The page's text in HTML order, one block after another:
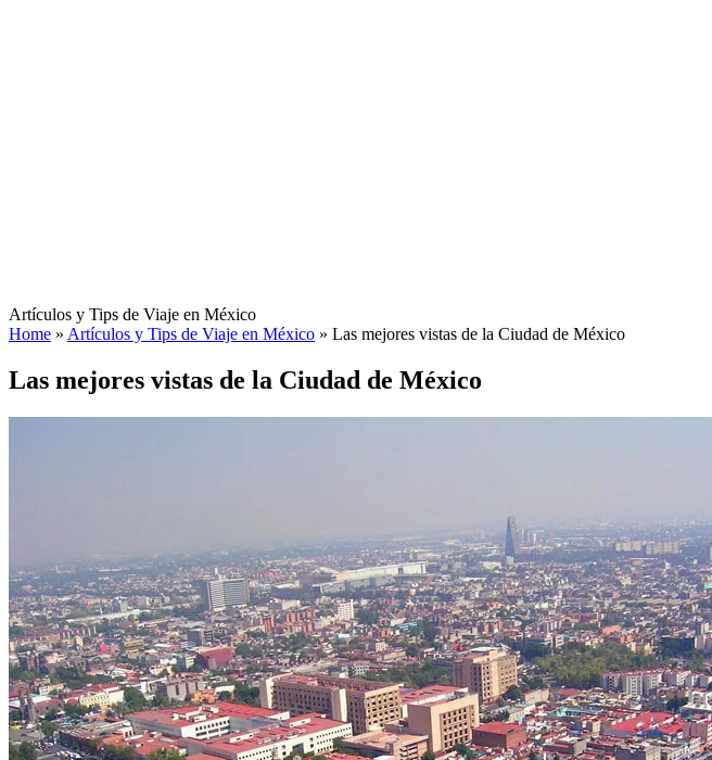
Artículos y Tips de Viaje en México
Home » Artículos y Tips de Viaje en México » Las mejores vistas de la Ciudad de México
Las mejores vistas de la Ciudad de México